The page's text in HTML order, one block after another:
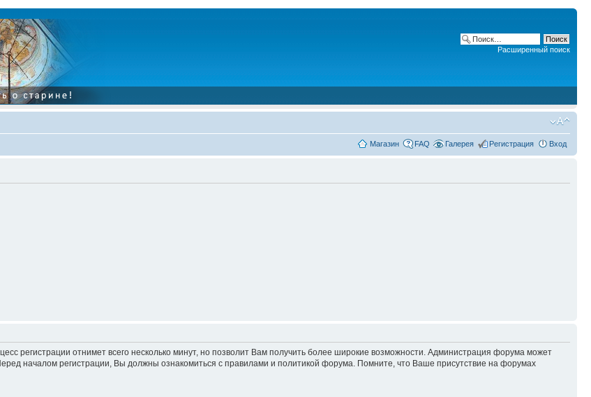
Расширенный поиск
Магазин FAQ Галерея Регистрация Вход
регистрации отнимет всего несколько минут, но позволит Вам получить более широкие возможности. Администрация форума может
началом регистрации, Вы должны ознакомиться с правилами и политикой форума. Помните, что Ваше присутствие на форумах